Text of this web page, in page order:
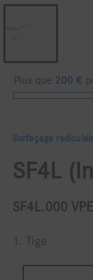
Plus que 200 €
Surfaçage
SF4L
SF4L.000
1. Tige